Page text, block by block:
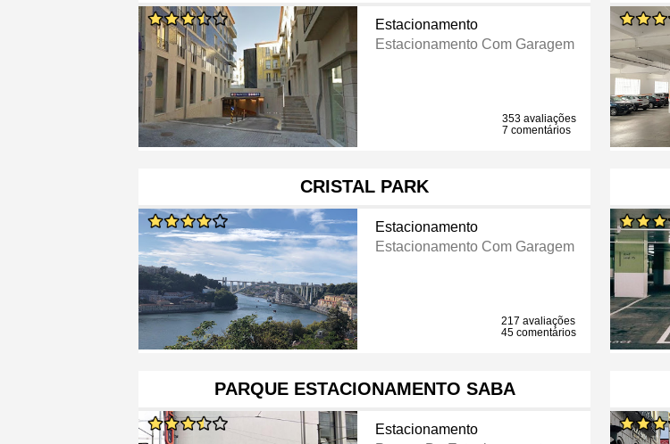
Estacionamento
Estacionamento Com Garagem
353 avaliações
7 comentários
CRISTAL PARK
Estacionamento
Estacionamento Com Garagem
217 avaliações
45 comentários
PARQUE ESTACIONAMENTO SABA
Estacionamento